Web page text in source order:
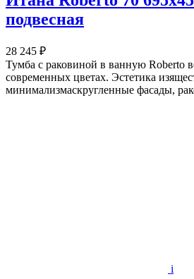
подвесная
28 245 ₽
Тумба с раковиной в ванную Roberto
современных цветах. Эстетика
минимализмаскругленные фасады,
i